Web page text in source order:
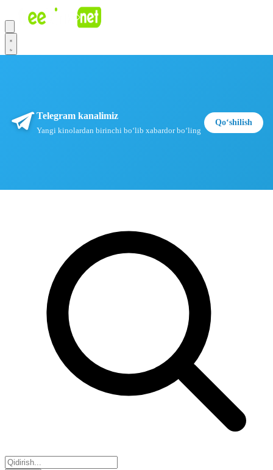
Telegram kanalimiz
Yangi kinolardan birinchi boʻlib xabardor boʻling
Qoʻshilish